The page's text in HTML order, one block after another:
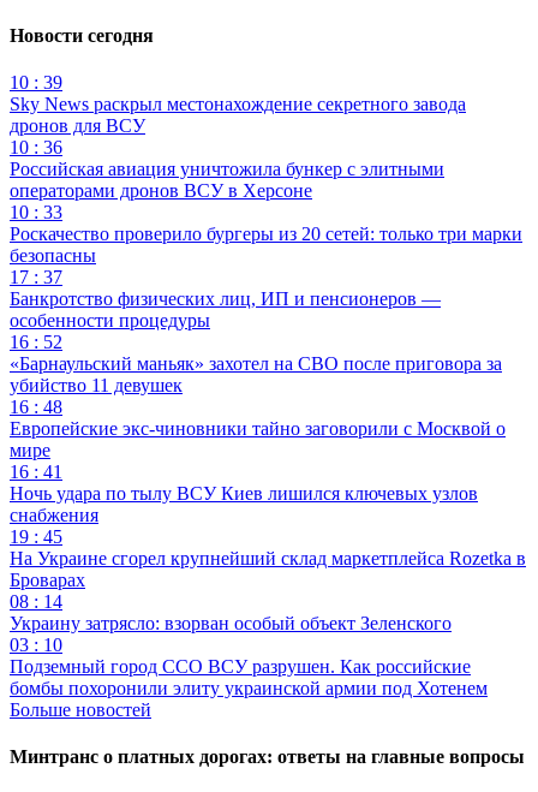
Новости сегодня
10 : 39
Sky News раскрыл местонахождение секретного завода
дронов для ВСУ
10 : 36
Российская авиация уничтожила бункер с элитными
операторами дронов ВСУ в Херсоне
10 : 33
Роскачество проверило бургеры из 20 сетей: только три марки
безопасны
17 : 37
Банкротство физических лиц, ИП и пенсионеров —
особенности процедуры
16 : 52
«Барнаульский маньяк» захотел на СВО после приговора за
убийство 11 девушек
16 : 48
Европейские экс-чиновники тайно заговорили с Москвой о
мире
16 : 41
Ночь удара по тылу ВСУ Киев лишился ключевых узлов
снабжения
19 : 45
На Украине сгорел крупнейший склад маркетплейса Rozetka в
Броварах
08 : 14
Украину затрясло: взорван особый объект Зеленского
03 : 10
Подземный город ССО ВСУ разрушен. Как российские
бомбы похоронили элиту украинской армии под Хотенем
Больше новостей
Минтранс о платных дорогах: ответы на главные вопросы